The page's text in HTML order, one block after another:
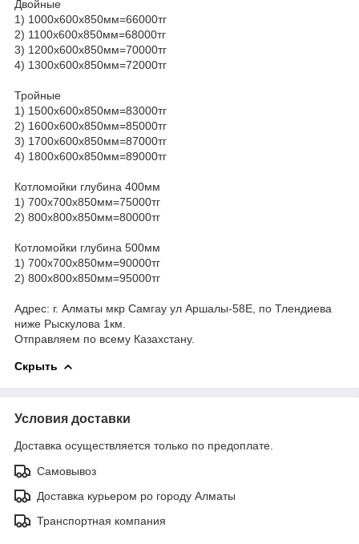
Двойные
1) 1000х600х850мм=66000тг
2) 1100х600х850мм=68000тг
3) 1200х600х850мм=70000тг
4) 1300х600х850мм=72000тг
Тройные
1) 1500х600х850мм=83000тг
2) 1600х600х850мм=85000тг
3) 1700х600х850мм=87000тг
4) 1800х600х850мм=89000тг
Котломойки глубина 400мм
1) 700х700х850мм=75000тг
2) 800х800х850мм=80000тг
Котломойки глубина 500мм
1) 700х700х850мм=90000тг
2) 800х800х850мм=95000тг
Адрес: г. Алматы мкр Самгау ул Аршалы-58Е, по Тлендиева
ниже Рыскулова 1км.
Отправляем по всему Казахстану.
Скрыть
Условия доставки
Доставка осуществляется только по предоплате.
Самовывоз
Доставка курьером ро городу Алматы
Транспортная компания